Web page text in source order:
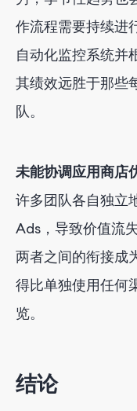
作流程需要持续进
自动化监控系统并
其绩效远胜于那些
队。
未能协调应用商店
许多团队各自独立
Ads，导致价值流
两者之间的衔接成
得比单独使用任何
览。
结论